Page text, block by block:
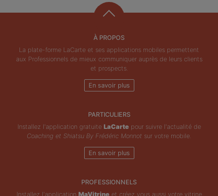
À PROPOS
La plate-forme LaCarte et ses applications mobiles permettent
aux Professionnels de mieux communiquer auprès de leurs clients
et prospects.
En savoir plus
PARTICULIERS
Installez l'application gratuite LaCartepour suivre l'actualité de
Coaching et Shiatsu By Frédéric Monnot sur votre mobile.
En savoir plus
PROFESSIONNELS
Installez l'application MaVitrineet créez vous aussi votre vitrine